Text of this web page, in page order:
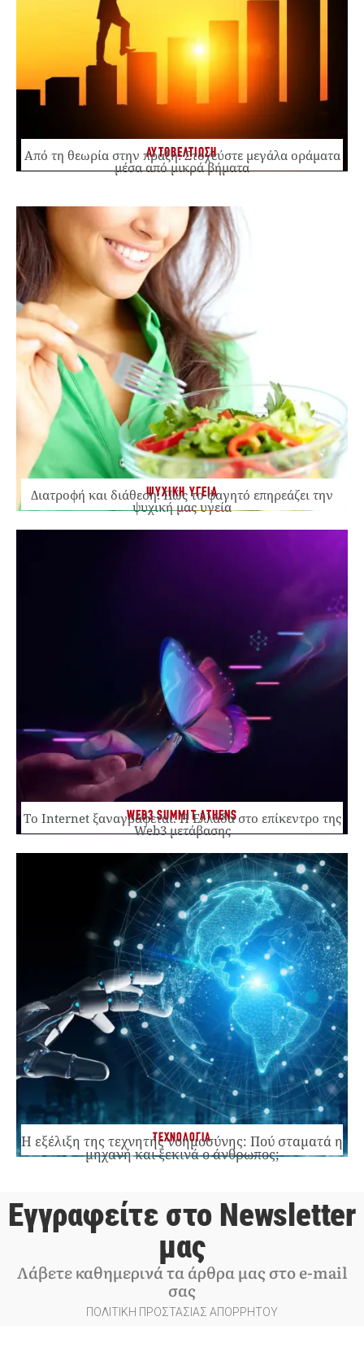
ΑΥΤΟΒΕΛΤΙΩΣΗ
Από τη θεωρία στην πράξη: Στοχεύστε μεγάλα οράματα
μέσα από μικρά βήματα
ΨΥΧΙΚΗ ΥΓΕΙΑ
Διατροφή και διάθεση: Πώς το φαγητό επηρεάζει την
ψυχική μας υγεία
WEB3 SUMMIT ATHENS
Το Internet ξαναγράφεται. Η Ελλάδα στο επίκεντρο της
Web3 μετάβασης
ΤΕΧΝΟΛΟΓΙΑ
Η εξέλιξη της τεχνητής νοημοσύνης: Πού σταματά η
μηχανή και ξεκινά ο άνθρωπος;
Εγγραφείτε στο Newsletter
μας
Λάβετε καθημερινά τα άρθρα μας στο e-mail
σας
ΠΟΛΙΤΙΚΗ ΠΡΟΣΤΑΣΙΑΣ ΑΠΟΡΡΗΤΟΥ